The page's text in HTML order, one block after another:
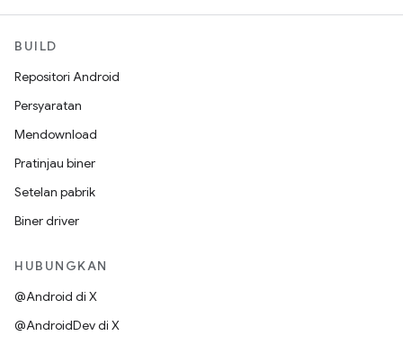
BUILD
Repositori Android
Persyaratan
Mendownload
Pratinjau biner
Setelan pabrik
Biner driver
HUBUNGKAN
@Android di X
@AndroidDev di X